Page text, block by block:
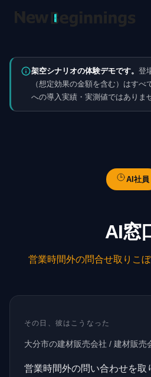
架空シナリオの体験デモです。 登
（想定効果の金額を含む）はす
への導入実績・実測値ではありま
AI社員
AI窓
営業時間外の問合せ取りこ
その日、彼はこうなった
大分市の建材販売会社 / 建材販売
営業時間外の問い合わせを取